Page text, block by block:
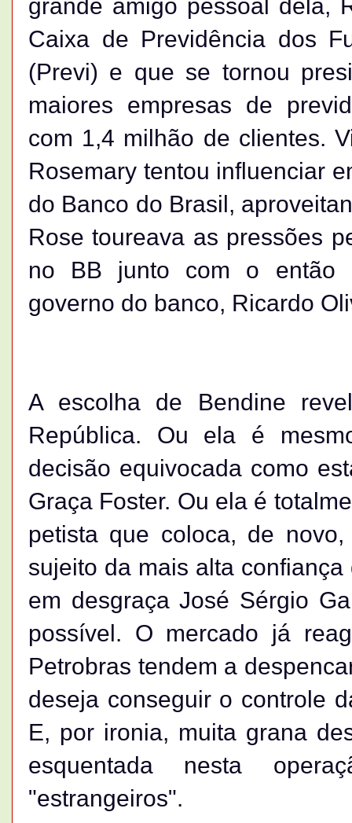
grande amigo pessoal dela,
Caixa de Previdência dos
(Previ) e que se tornou
maiores empresas de
com 1,4 milhão de clientes.
Rosemary tentou influenciar
do Banco do Brasil,
Rose toureava as pressões
no BB junto com o então
governo do banco, Ricardo
A escolha de Bendine
República. Ou ela é
decisão equivocada como
Graça Foster. Ou ela é
petista que coloca, de
sujeito da mais alta
em desgraça José Sérgio
possível. O mercado já
Petrobras tendem a
deseja conseguir o controle
E, por ironia, muita grana
esquentada nesta
"estrangeiros".